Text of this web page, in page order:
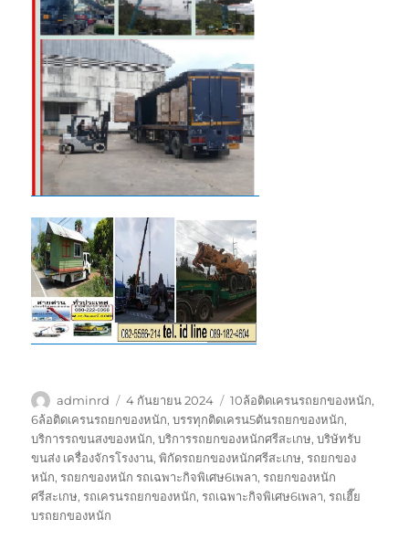
ผู้
เขียน
adminrd
เขียน
เมื่อ
4 กันยายน 2024
ป้าย
กำกับ
10ล้อติดเครนรถยกของหนัก,
6ล้อติดเครนรถยกของหนัก,บรรทุกติดเครน5ตันรถยกของหนัก,
บริการรถขนสงของหนัก,บริการรถยกของหนักศรีสะเกษ,บริษัทรับ
ขนส่ง เครื่องจักรโรงงาน,พิกัดรถยกของหนักศรีสะเกษ,รถยกของ
หนัก,รถยกของหนัก รถเฉพาะกิจพิเศษ6เพลา,รถยกของหนัก
ศรีสะเกษ,รถเครนรถยกของหนัก,รถเฉพาะกิจพิเศษ6เพลา,รถเฮี๊ย
บรถยกของหนัก